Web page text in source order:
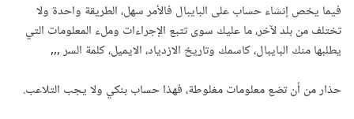
فيما يخص إنشاء حساب على البايبال فالأمر سهل، الطريقة واحدة ولا
تختلف من بلد لآخر، ما عليك سوى تتبع الإجراءات وملء المعلومات التي
يطلبها منك البايبال، كاسمك وتاريخ الازدياد، الايميل، كلمة السر ,,,
حذار من أن تضع معلومات مغلوطة، فهذا حساب بنكي ولا يجب التلاعب.